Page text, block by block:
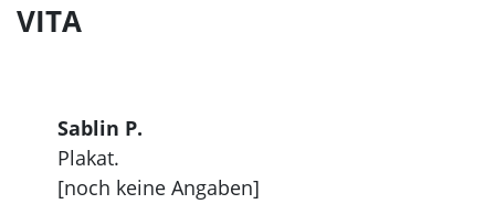
VITA
Sablin P.
Plakat.
[noch keine Angaben]